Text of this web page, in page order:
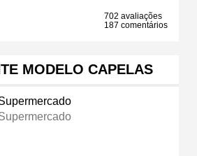
702 avaliações
187 comentários
MODELO CAPELAS